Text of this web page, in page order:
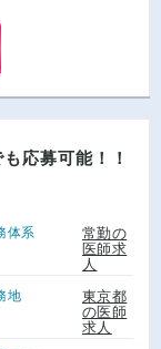
応募可能！！
体系
常勤の
医師求
人
地
東京都
の医師
求人